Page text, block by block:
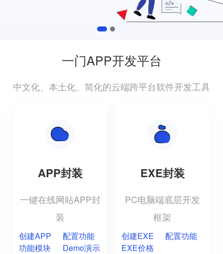
1 2
一门APP开发平台
中文化、本土化、简化的云端跨平台软件开发工具
APP封装
一键在线网站APP封
装
创建APP
配置功能
功能模块
Demo演示
EXE封装
PC电脑端底层开发
框架
创建EXE
配置功能
EXE价格